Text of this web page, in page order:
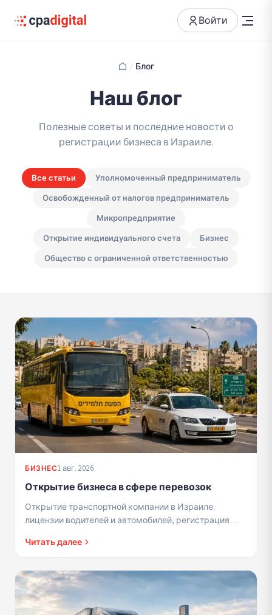
Войти
/ Блог
Наш блог
Полезные советы и последние новости о
регистрации бизнеса в Израиле.
Все статьи
Уполномоченный предприниматель
Освобожденный от налогов предприниматель
Микропредприятие
Открытие индивидуального счета
Бизнес
Общество с ограниченной ответственностью
БИЗНЕС1 авг. 2026
Открытие бизнеса в сфере перевозок
Открытие транспортной компании в Израиле:
лицензии водителей и автомобилей, регистрация
Читать далее